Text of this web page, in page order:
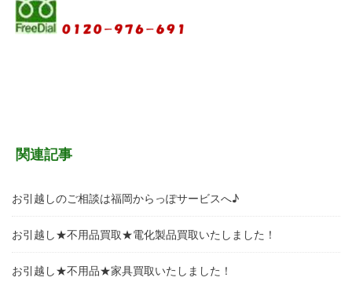
関連記事
お引越しのご相談は福岡からっぽサービスへ♪
お引越し★不用品買取★電化製品買取いたしました！
お引越し★不用品★家具買取いたしました！